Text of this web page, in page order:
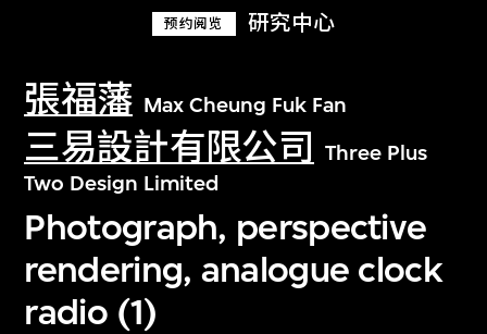
预约阅览 研究中心
張福藩 Max Cheung Fuk Fan
三易設計有限公司
Three Plus
Two Design Limited
Photograph, perspective
rendering, analogue clock
radio (1)
探索世界顶级的二十及二十一世纪视觉
文化藏品。